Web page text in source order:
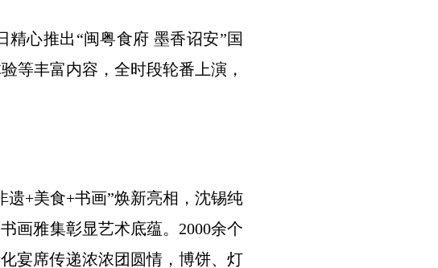
心推出“闽粤食府 墨香诏安”国
等丰富内容，全时段轮番上演，
+美食+书画”焕新亮相，沈锡纯
画雅集彰显艺术底蕴。2000余个
宴席传递浓浓团圆情，博饼、灯